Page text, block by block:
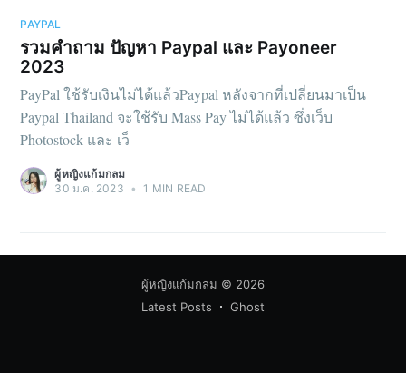
PAYPAL
รวมคำถาม ปัญหา Paypal และ Payoneer
2023
PayPal ใช้รับเงินไม่ได้แล้วPaypal หลังจากที่เปลี่ยนมาเป็น
Paypal Thailand จะใช้รับ Mass Pay ไม่ได้แล้ว ซึ่งเว็บ
Photostock และ เว็
ผู้หญิงแก้มกลม
30 ม.ค. 2023 • 1 MIN READ
ผู้หญิงแก้มกลม © 2026
Latest Posts
Ghost